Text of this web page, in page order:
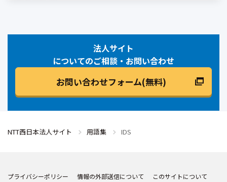
法人サイト
についてのご相談・お問い合わせ
お問い合わせフォーム(無料)
NTT西日本法人サイト 用語集 IDS
プライバシーポリシー 情報の外部送信について このサイトについて